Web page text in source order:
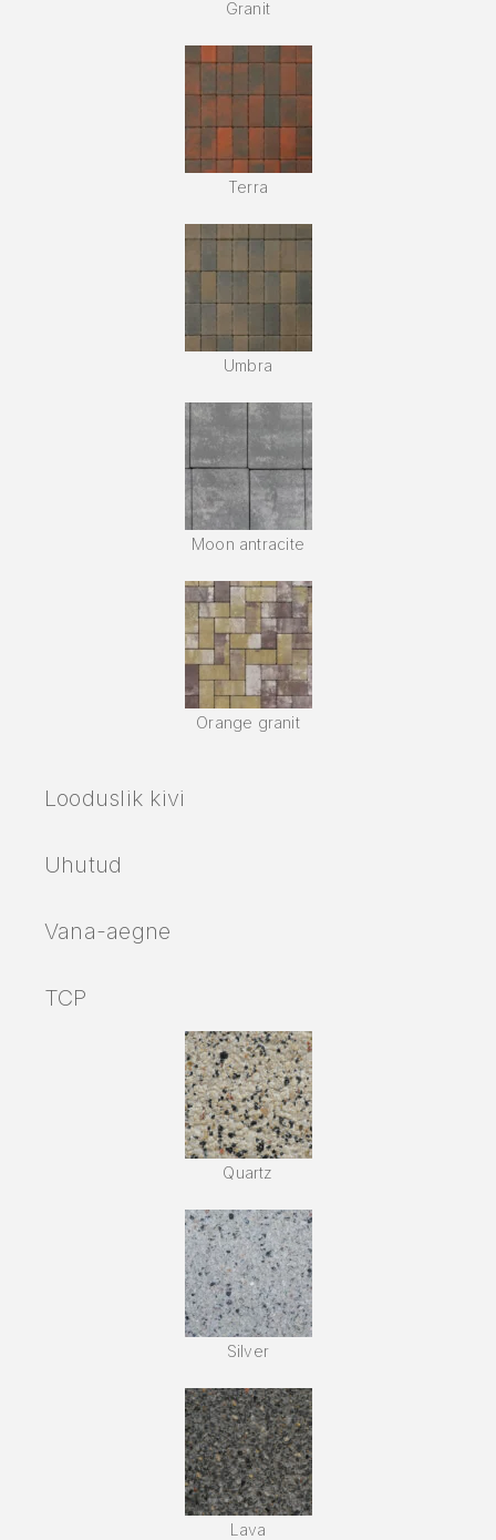
Granit
Terra
Umbra
Moon antracite
Orange granit
Looduslik kivi
Uhutud
Vana-aegne
TCP
Quartz
Silver
Lava